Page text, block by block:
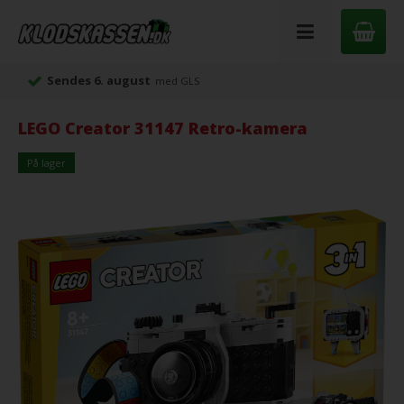
Sendes 6. august med GLS
LEGO Creator 31147 Retro-kamera
På lager